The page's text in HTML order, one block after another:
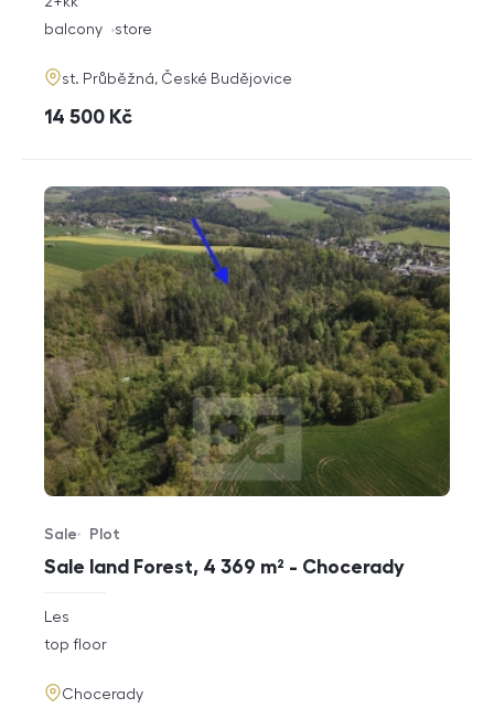
disposition
funkce
balcony store
adresa
st. Průběžná, České Budějovice
cena
14 500 Kč
Sale land Forest, 4 369 m² - Chocerady
Offer type
Sale
Property type
Plot
rozměry
disposition
Les
funkce
top floor
adresa
Chocerady